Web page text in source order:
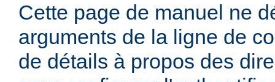
Cette page de manuel ne
arguments de la ligne de
de détails à propos des